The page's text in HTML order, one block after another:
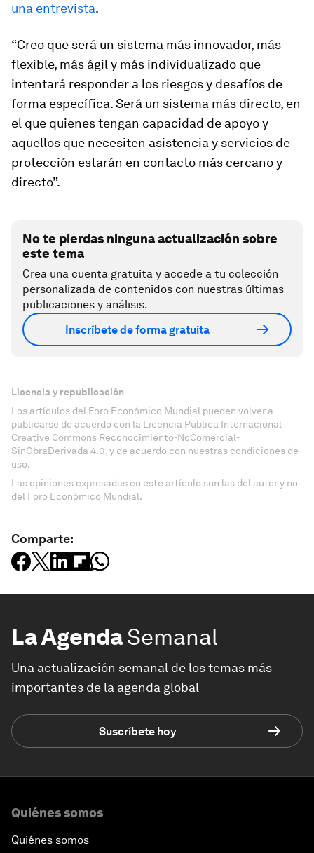
una entrevista.
“Creo que será un sistema más innovador, más
flexible, más ágil y más individualizado que
intentará responder a los riesgos y desafíos de
forma específica. Será un sistema más directo, en
el que quienes tengan capacidad de apoyo y
aquellos que necesiten asistencia y servicios de
protección estarán en contacto más cercano y
directo”.
No te pierdas ninguna actualización sobre
este tema
Crea una cuenta gratuita y accede a tu colección
personalizada de contenidos con nuestras últimas
publicaciones y análisis.
Inscríbete de forma gratuita
Licencia y republicación
Los artículos del Foro Económico Mundial pueden volver a
publicarse de acuerdo con la Licencia Pública Internacional
Creative Commons Reconocimiento-NoComercial-
SinObraDerivada 4.0, y de acuerdo con nuestras condiciones de
uso.
Las opiniones expresadas en este artículo son las del autor y no
del Foro Económico Mundial.
Comparte:
La AgendaSemanal
Una actualización semanal de los temas más
importantes de la agenda global
Suscríbete hoy
Quiénes somos
Quiénes somos